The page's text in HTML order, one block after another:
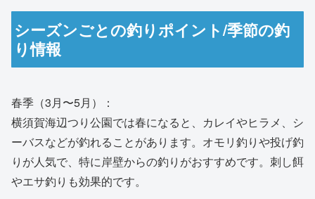
シーズンごとの釣りポイント/季節の釣
り情報
春季（3月〜5月）：
横須賀海辺つり公園では春になると、カレイやヒラメ、シ
ーバスなどが釣れることがあります。オモリ釣りや投げ釣
りが人気で、特に岸壁からの釣りがおすすめです。刺し餌
やエサ釣りも効果的です。